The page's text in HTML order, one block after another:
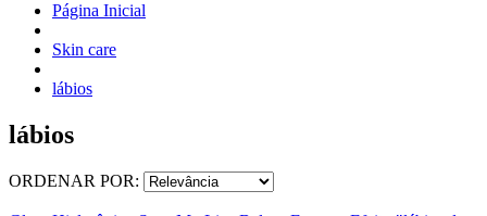
Página Inicial
Skin care
lábios
lábios
ORDENAR POR: